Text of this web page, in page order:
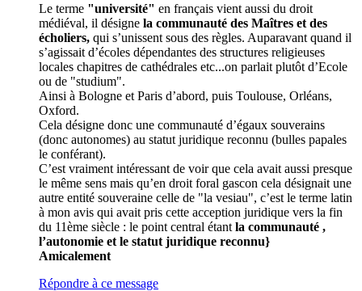
Le terme "université" en français vient aussi du droit
médiéval, il désigne la communauté des Maîtres et des
écholiers, qui s’unissent sous des règles. Auparavant quand il
s’agissait d’écoles dépendantes des structures religieuses
locales chapitres de cathédrales etc...on parlait plutôt d’Ecole
ou de "studium".
Ainsi à Bologne et Paris d’abord, puis Toulouse, Orléans,
Oxford.
Cela désigne donc une communauté d’égaux souverains
(donc autonomes) au statut juridique reconnu (bulles papales
le conférant).
C’est vraiment intéressant de voir que cela avait aussi presque
le même sens mais qu’en droit foral gascon cela désignait une
autre entité souveraine celle de "la vesiau", c’est le terme latin
à mon avis qui avait pris cette acception juridique vers la fin
du 11ème siècle : le point central étant la communauté ,
l’autonomie et le statut juridique reconnu}
Amicalement
Répondre à ce message